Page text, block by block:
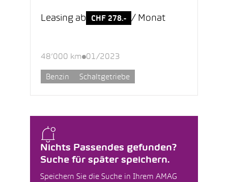
Nichts Passendes gefunden?
Suche für später speichern.
Speichern Sie die Suche in Ihrem AMAG
Leasing ab CHF 278.- / Monat
48’000 km 01/2023
Benzin Schaltgetriebe